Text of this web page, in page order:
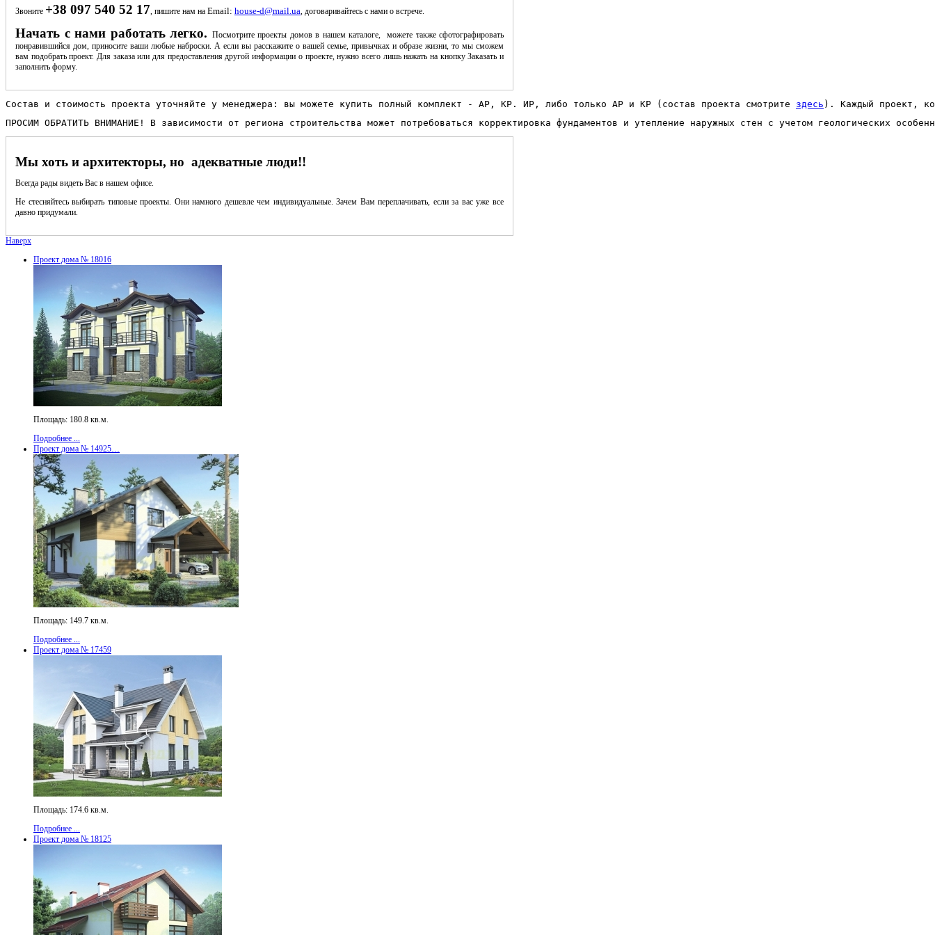
Звоните +38 097 540 52 17 , пишите нам на Email: house-d@mail.ua , договаривайтесь с нами о встрече.
Начать с нами работать легко. Посмотрите проекты домов в нашем каталоге, можете также сфотографировать
понравившийся дом, приносите ваши любые наброски. А если вы расскажите о вашей семье, привычках и образе жизни, то мы сможем
вам подобрать проект. Для заказа или для предоставления другой информации о проекте, нужно всего лишь нажать на кнопку Заказать и
заполнить форму.
Состав и стоимость проекта уточняйте у менеджера: вы можете купить полный комплект - АР, КР. ИР, либо только АР и КР (состав проекта смотрите здесь ). Каждый проект,
ПРОСИМ ОБРАТИТЬ ВНИМАНИЕ! В зависимости от региона строительства может потребоваться корректировка фундаментов и утепление наружных стен с учетом геологических
Мы хоть и архитекторы, но адекватные люди!!
Всегда рады видеть Вас в нашем офисе.
Не стесняйтесь выбирать типовые проекты. Они намного дешевле чем индивидуальные. Зачем Вам переплачивать, если за вас уже все
давно придумали.
Наверх
Проект дома № 18016
Площадь: 180.8 кв.м.
Подробнее ...
Проект дома № 14925…
Площадь: 149.7 кв.м.
Подробнее ...
Проект дома № 17459
Площадь: 174.6 кв.м.
Подробнее ...
Проект дома № 18125